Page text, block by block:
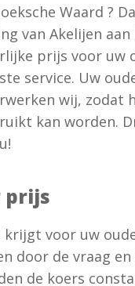
Waard ?
van Akelijen
prijs voor uw
service. Uw
wij, zodat
kan worden.
prijs
krijgt voor uw
door de vraag
de koers